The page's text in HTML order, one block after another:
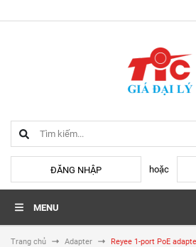
ĐĂNG NHẬP hoặc
MENU
Trang chủ Adapter
Reyee 1-port PoE